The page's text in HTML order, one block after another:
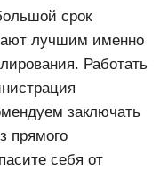
срок
лучшим именно
Работать
заключать
прямого
себя от